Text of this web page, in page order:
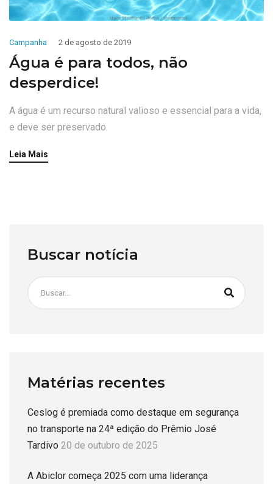
Campanha 2 de agosto de 2019
Água é para todos, não
desperdice!
A água é um recurso natural valioso e essencial para a vida,
e deve ser preservado.
Leia Mais
Buscar notícia
Matérias recentes
Ceslog é premiada como destaque em segurança
no transporte na 24ª edição do Prêmio José
Tardivo 20 de outubro de 2025
A Abiclor começa 2025 com uma liderança